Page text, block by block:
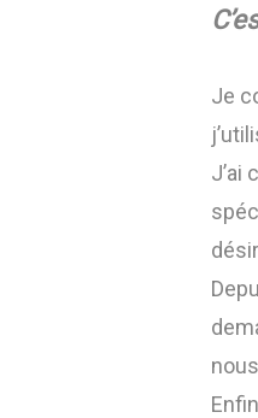
Je
J’ai